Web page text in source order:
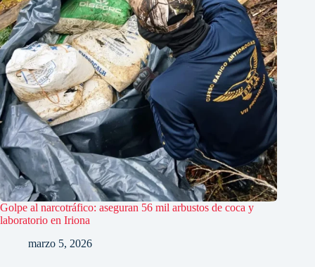
Golpe al narcotráfico: aseguran 56 mil arbustos de coca y
laboratorio en Iriona
marzo 5, 2026